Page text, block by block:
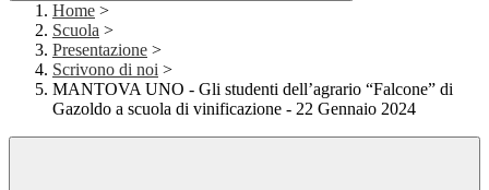
Home >
Scuola >
Presentazione >
Scrivono di noi >
MANTOVA UNO - Gli studenti dell’agrario “Falcone” di
Gazoldo a scuola di vinificazione - 22 Gennaio 2024